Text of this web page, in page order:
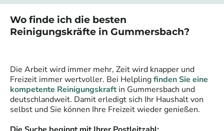
Wo finde ich die besten
Reinigungskräfte in Gummersbach?
Die Arbeit wird immer mehr, Zeit wird knapper und
Freizeit immer wertvoller. Bei Helplingfinden Sie eine
kompetente Reinigungskraft in Gummersbach und
deutschlandweit. Damit erledigt sich Ihr Haushalt von
selbst und Sie können Ihre Freizeit wieder genießen.